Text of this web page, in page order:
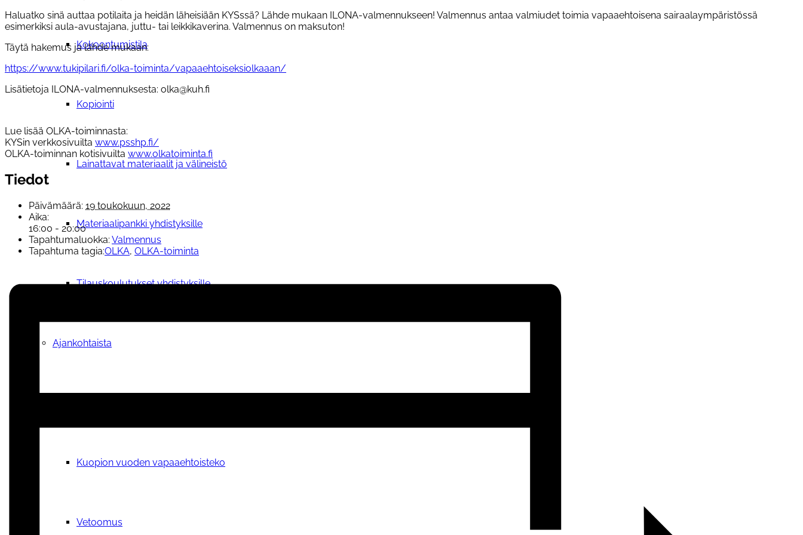
Kokoontumistila
Kopiointi
Lainattavat materiaalit ja välineistö
Materiaalipankki yhdistyksille
Tilauskoulutukset yhdistyksille
Ajankohtaista
Kuopion vuoden vapaaehtoisteko
Vetoomus
Haluatko sinä auttaa potilaita ja heidän läheisiään KYSssä? Lähde mukaan ILONA-valmennukseen! Valmennus antaa valmiudet toimia vapaaehtoisena sairaalaympäristössä
esimerkiksi aula-avustajana, juttu- tai leikkikaverina. Valmennus on maksuton!
Täytä hakemus ja lähde mukaan:
https://www.tukipilari.fi/olka-toiminta/vapaaehtoiseksiolkaaan/
Lisätietoja ILONA-valmennuksesta: olka@kuh.fi
Lue lisää OLKA-toiminnasta:
KYSin verkkosivuilta www.psshp.fi/
OLKA-toiminnan kotisivuilta www.olkatoiminta.fi
Tiedot
Päivämäärä: 19 toukokuun, 2022
Aika:
16:00 - 20:00
Tapahtumaluokka: Valmennus
Tapahtuma tagia:OLKA, OLKA-toiminta